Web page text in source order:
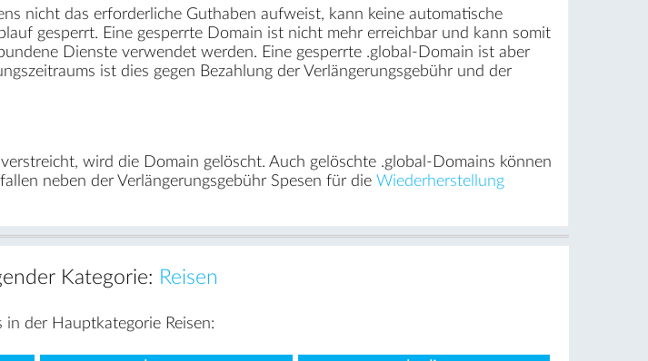
nicht das erforderliche Guthaben aufweist, kann keine automatische
gesperrt. Eine gesperrte Domain ist nicht mehr erreichbar und kann somit
Dienste verwendet werden. Eine gesperrte .global-Domain ist aber
ist dies gegen Bezahlung der Verlängerungsgebühr und der
wird die Domain gelöscht. Auch gelöschte .global-Domains können
neben der Verlängerungsgebühr Spesen für die Wiederherstellung
Kategorie: Reisen
der Hauptkategorie Reisen: